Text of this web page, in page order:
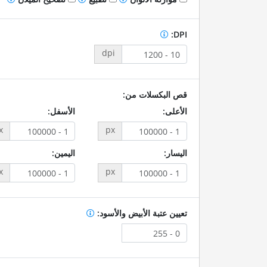
DPI:
dpi
قص البكسلات من:
الأعلى:
px
الأسفل:
اليسار:
px
اليمين:
تعيين عتبة الأبيض والأسود: